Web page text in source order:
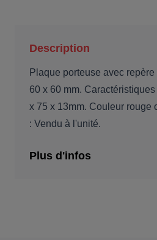
Description
Plaque porteuse avec
60 x 60 mm.
x 75 x 13mm. Couleur rouge
: Vendu à l'unité.
Plus d'infos